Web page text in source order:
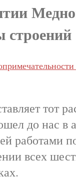
строений
тот
до нас в
работами
всех